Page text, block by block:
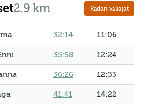
2.9 km Radan väliajat
32:14 11:06
35:58 12:24
36:26 12:33
41:41 14:22